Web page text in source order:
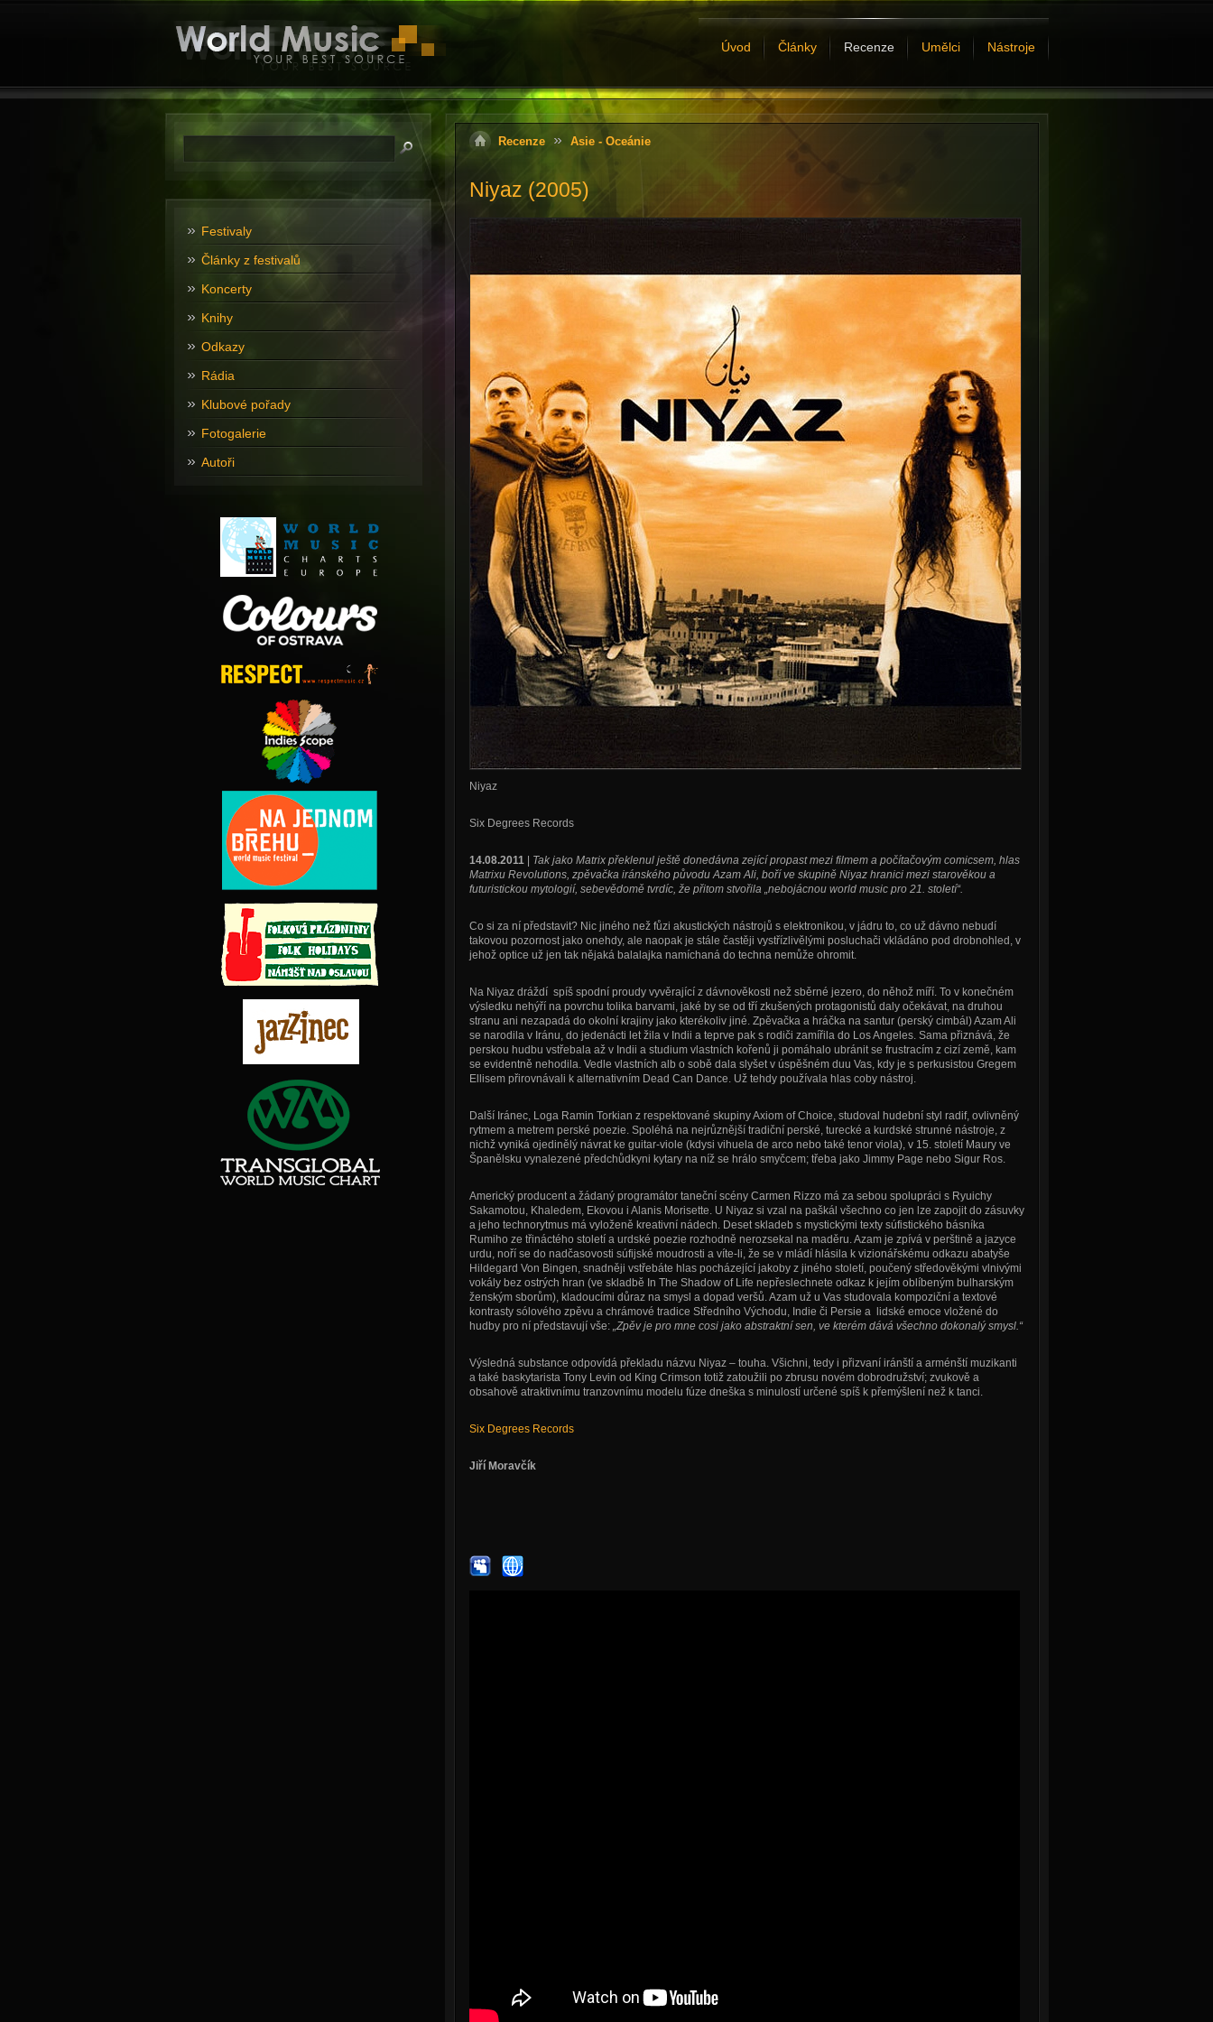
Úvod Články Recenze Umělci Nástroje
Recenze Asie - Oceánie
Niyaz (2005)
Niyaz
Six Degrees Records
14.08.2011|
Tak jako Matrix překlenul ještě donedávna zející propast mezi filmem a počítačovým comicsem, hlas
Matrixu Revolutions, zpěvačka iránského původu Azam Ali, boří ve skupině Niyaz hranici mezi starověkou a
futuristickou mytologií, sebevědomě tvrdíc, že přitom stvořila „nebojácnou world music pro 21. století“.
Co si za ní představit? Nic jiného než fůzi akustických nástrojů s elektronikou, v jádru to, co už dávno nebudí
takovou pozornost jako onehdy, ale naopak je stále častěji vystřízlivělými posluchači vkládáno pod drobnohled, v
jehož optice už jen tak nějaká balalajka namíchaná do techna nemůže ohromit.
Na Niyaz dráždí spíš spodní proudy vyvěrající z dávnověkosti než sběrné jezero, do něhož míří. To v konečném
výsledku nehýří na povrchu tolika barvami, jaké by se od tří zkušených protagonistů daly očekávat, na druhou
stranu ani nezapadá do okolní krajiny jako kterékoliv jiné. Zpěvačka a hráčka na santur (perský cimbál) Azam Ali
se narodila v Iránu, do jedenácti let žila v Indii a teprve pak s rodiči zamířila do Los Angeles. Sama přiznává, že
perskou hudbu vstřebala až v Indii a studium vlastních kořenů ji pomáhalo ubránit se frustracím z cizí země, kam
se evidentně nehodila. Vedle vlastních alb o sobě dala slyšet v úspěšném duu Vas, kdy je s perkusistou Gregem
Ellisem přirovnávali k alternativním Dead Can Dance. Už tehdy používala hlas coby nástroj.
Další Iránec, Loga Ramin Torkian z respektované skupiny Axiom of Choice, studoval hudební styl radif, ovlivněný
rytmem a metrem perské poezie. Spoléhá na nejrůznější tradiční perské, turecké a kurdské strunné nástroje, z
nichž vyniká ojedinělý návrat ke guitar-viole (kdysi vihuela de arco nebo také tenor viola), v 15. století Maury ve
Španělsku vynalezené předchůdkyni kytary na níž se hrálo smyčcem; třeba jako Jimmy Page nebo Sigur Ros.
Americký producent a žádaný programátor taneční scény Carmen Rizzo má za sebou spolupráci s Ryuichy
Sakamotou, Khaledem, Ekovou i Alanis Morisette. U Niyaz si vzal na paškál všechno co jen lze zapojit do zásuvky
a jeho technorytmus má vyloženě kreativní nádech. Deset skladeb s mystickými texty súfistického básníka
Rumiho ze třináctého století a urdské poezie rozhodně nerozsekal na maděru. Azam je zpívá v perštině a jazyce
urdu, noří se do nadčasovosti súfijské moudrosti a víte-li, že se v mládí hlásila k vizionářskému odkazu abatyše
Hildegard Von Bingen, snadněji vstřebáte hlas pocházející jakoby z jiného století, poučený středověkými vlnivými
vokály bez ostrých hran (ve skladbě In The Shadow of Life nepřeslechnete odkaz k jejím oblíbeným bulharským
ženským sborům), kladoucími důraz na smysl a dopad veršů. Azam už u Vas studovala kompoziční a textové
kontrasty sólového zpěvu a chrámové tradice Středního Východu, Indie či Persie a lidské emoce vložené do
hudby pro ní představují vše: „Zpěv je pro mne cosi jako abstraktní sen, ve kterém dává všechno dokonalý smysl.“
Výsledná substance odpovídá překladu názvu Niyaz – touha. Všichni, tedy i přizvaní iránští a arménští muzikanti
a také baskytarista Tony Levin od King Crimson totiž zatoužili po zbrusu novém dobrodružství; zvukově a
obsahově atraktivnímu tranzovnímu modelu fúze dneška s minulostí určené spíš k přemýšlení než k tanci.
Six Degrees Records
Jiří Moravčík
Festivaly
Články z festivalů
Koncerty
Knihy
Odkazy
Rádia
Klubové pořady
Fotogalerie
Autoři